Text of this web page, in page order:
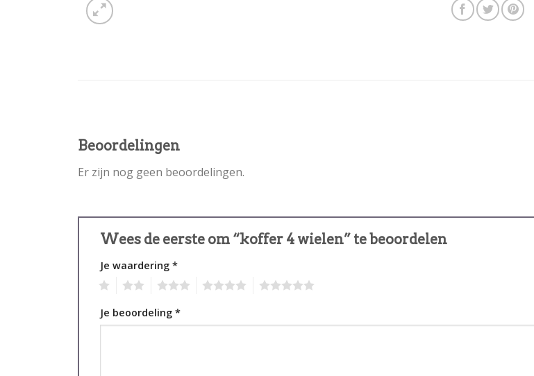
Beoordelingen
Er zijn nog geen beoordelingen.
Wees de eerste om “koffer 4 wielen” te beoordelen
Je waardering *
Je beoordeling *